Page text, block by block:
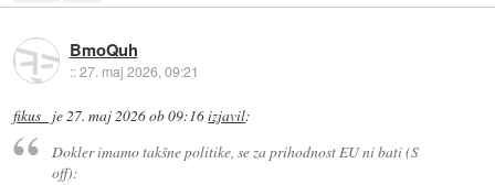
BmoQuh
::27. maj 2026, 09:21
fikus_ je27. maj 2026 ob 09:16izjavil:
Dokler imamo takšne politike, se za prihodnost EU ni bati (S
off):